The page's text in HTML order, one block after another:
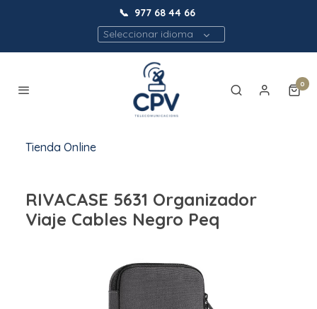
📞 977 68 44 66
Seleccionar idioma
0
Tienda Online
RIVACASE 5631 Organizador
Viaje Cables Negro Peq